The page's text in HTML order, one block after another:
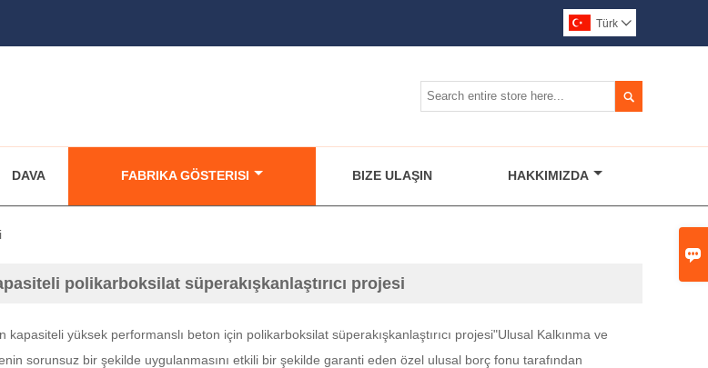

Türk 

DAVA FABRIKA GÖSTERISI BIZE ULAŞIN HAKKIMIZDA
polikarboksilat süperakışkanlaştırıcı projesi
kapasiteli yüksek performanslı beton için polikarboksilat süperakışkanlaştırıcı projesi"Ulusal Kalkınma ve
sorunsuz bir şekilde uygulanmasını etkili bir şekilde garanti eden özel ulusal borç fonu tarafından